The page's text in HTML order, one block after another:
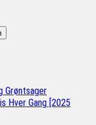
Grøntsager
Hver Gang [2025